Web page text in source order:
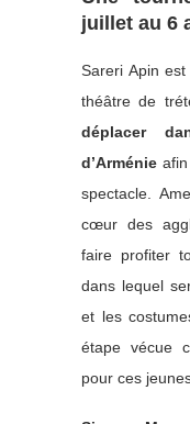
juillet au 6
Sareri Apin
théâtre de
déplacer
d’Arménie
spectacle.
cœur des
faire profiter
dans lequel
et les
étape vécue
pour ces